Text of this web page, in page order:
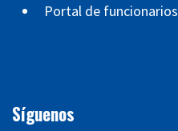
Portal de funcionarios
Síguenos